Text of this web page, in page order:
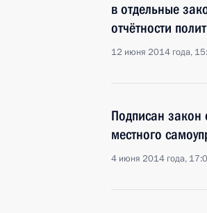
в отдельные
отчётности
12 июня 2014 года,
Подписан закон
местного
4 июня 2014 года,